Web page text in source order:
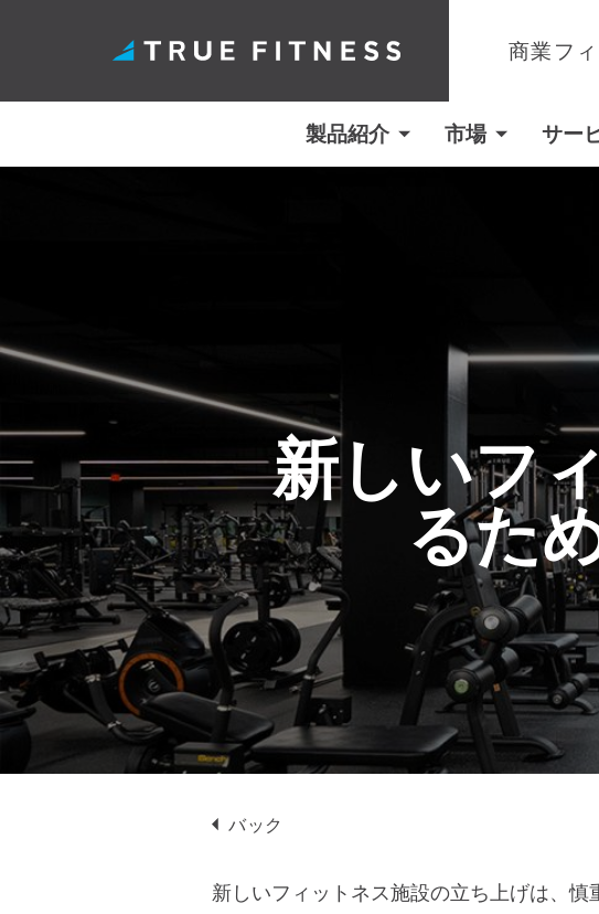
へ
キ
ッ
商業フ
製品紹介 市場 サー
新しいフ
るた
バック
新しいフィットネス施設の立ち上げは、